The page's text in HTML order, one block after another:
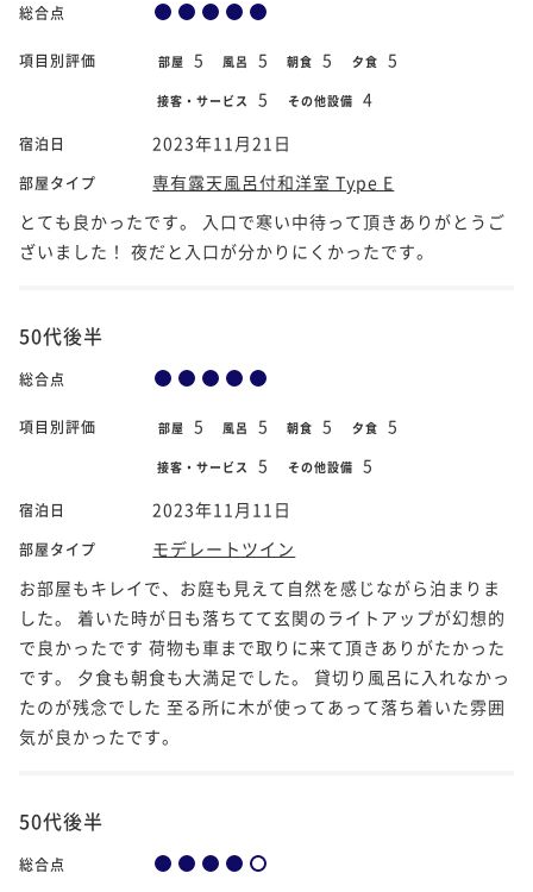
総合点
項目別評価 部屋 5 風呂 5 朝食 5 夕食 5
接客・サービス 5 その他設備 4
宿泊日 2023年11月21日
部屋タイプ
専有露天風呂付和洋室 Type E
とても良かったです。 入口で寒い中待って頂きありがとうご
ざいました！ 夜だと入口が分かりにくかったです。
50代後半
総合点
項目別評価 部屋 5 風呂 5 朝食 5 夕食 5
接客・サービス 5 その他設備 5
宿泊日 2023年11月11日
部屋タイプ
モデレートツイン
お部屋もキレイで、お庭も見えて自然を感じながら泊まりま
した。 着いた時が日も落ちてて玄関のライトアップが幻想的
で良かったです 荷物も車まで取りに来て頂きありがたかった
です。 夕食も朝食も大満足でした。 貸切り風呂に入れなかっ
たのが残念でした 至る所に木が使ってあって落ち着いた雰囲
気が良かったです。
50代後半
総合点